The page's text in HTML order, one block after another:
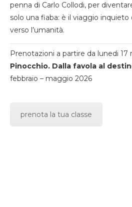
penna di Carlo Collodi, per
solo una fiaba: è il viaggio inquieto
verso l’umanità.
Prenotazioni a partire da lunedi 17
Pinocchio. Dalla favola al
febbraio – maggio 2026
prenota la tua classe